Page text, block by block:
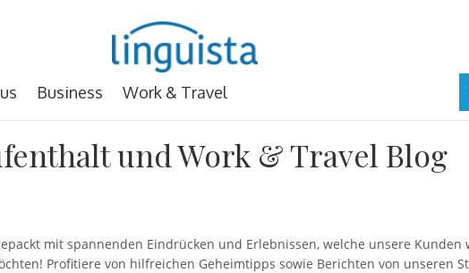
Business Work & Travel
und Work & Travel Blog
mit spannenden Eindrücken und Erlebnissen, welche unsere
Profitiere von hilfreichen Geheimtipps sowie Berichten von unseren